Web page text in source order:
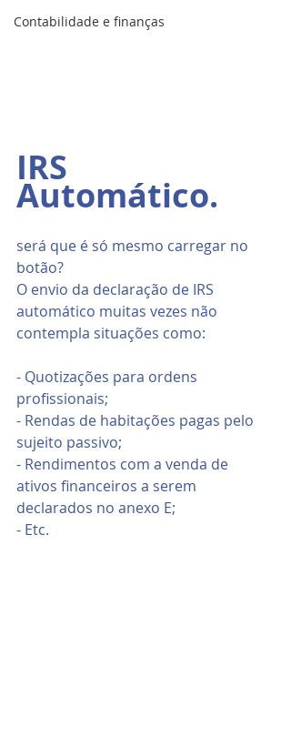
Contabilidade e finanças
IRS
Automático.
será que é só mesmo carregar no
botão?
O envio da declaração de IRS
automático muitas vezes não
contempla situações como:
- Quotizações para ordens
profissionais;
- Rendas de habitações pagas pelo
sujeito passivo;
- Rendimentos com a venda de
ativos financeiros a serem
declarados no anexo E;
- Etc.